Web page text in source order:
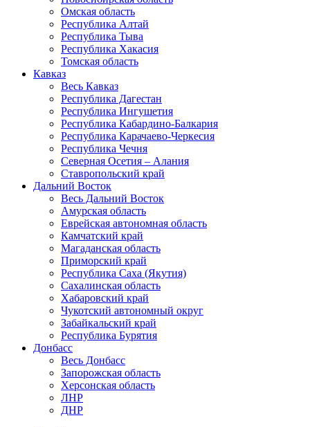
Омская область
Республика Алтай
Республика Тыва
Республика Хакасия
Томская область
Кавказ
Весь Кавказ
Республика Дагестан
Республика Ингушетия
Республика Кабардино-Балкария
Республика Карачаево-Черкесия
Республика Чечня
Северная Осетия – Алания
Ставропольский край
Дальний Восток
Весь Дальний Восток
Амурская область
Еврейская автономная область
Камчатский край
Магаданская область
Приморский край
Республика Саха (Якутия)
Сахалинская область
Хабаровский край
Чукотский автономный округ
Забайкальский край
Республика Бурятия
Донбасс
Весь Донбасс
Запорожская область
Херсонская область
ЛНР
ДНР